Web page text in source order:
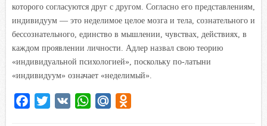
которого согласуются друг с другом. Согласно его представлениям,
индивидуум — это неделимое целое мозга и тела, сознательного и
бессознательного, единство в мышлении, чувствах, действиях, в
каждом проявлении личности. Адлер назвал свою теорию
«индивидуальной психологией», поскольку по-латыни
«индивидуум» означает «неделимый».
W